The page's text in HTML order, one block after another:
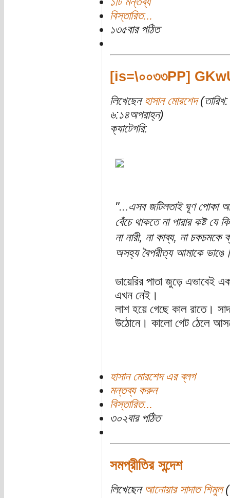
বিস্তারিত...
১৩৫বার পঠিত
[is=\০০৩৩PP]
লিখেছেন হাসান মোরশেদ
৬:১৪অপরাহ্ন)
ক্যাটেগরি:
"...এসব জটিলতাই ঘূণ পোকা
বেঁচে থাকতে না পারার কষ্ট
না নারী, না কাব্য, না
অসহ্য বৈপরীত্য আমাকে
ডায়েরির পাতা জুড়ে এভাবেই
এখন নেই।
লাশ হয়ে গেছে কাল রাতে।
উঠোনে। কালো গেট ঠেলে
হাসান মোরশেদ এর ব্লগ
মন্তব্য করুন
বিস্তারিত...
৩০২বার পঠিত
সমপ্রীতির সন্দেশ
লিখেছেন আনোয়ার সাদাত শিমুল